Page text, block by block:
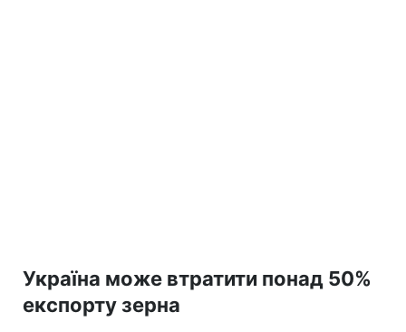
Україна може втратити понад 50%
експорту зерна